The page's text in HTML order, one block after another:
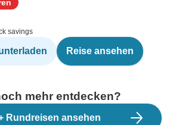
savings
Reise ansehen
mehr entdecken?
Rundreisen ansehen